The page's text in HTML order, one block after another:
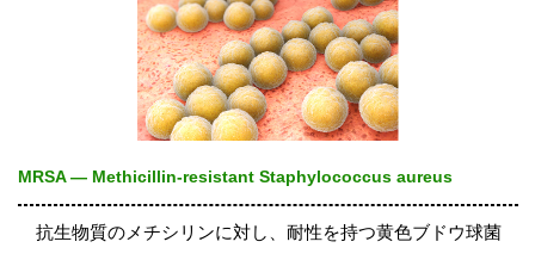
MRSA ― Methicillin-resistant Staphylococcus aureus
抗生物質のメチシリンに対し、耐性を持つ黄色ブドウ球菌